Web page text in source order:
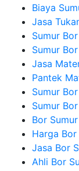
Biaya
Jasa
Sumur
Sumur
Jasa
Pantek
Sumur
Sumur
Bor
Harga
Jasa Bor
Ahli Bor